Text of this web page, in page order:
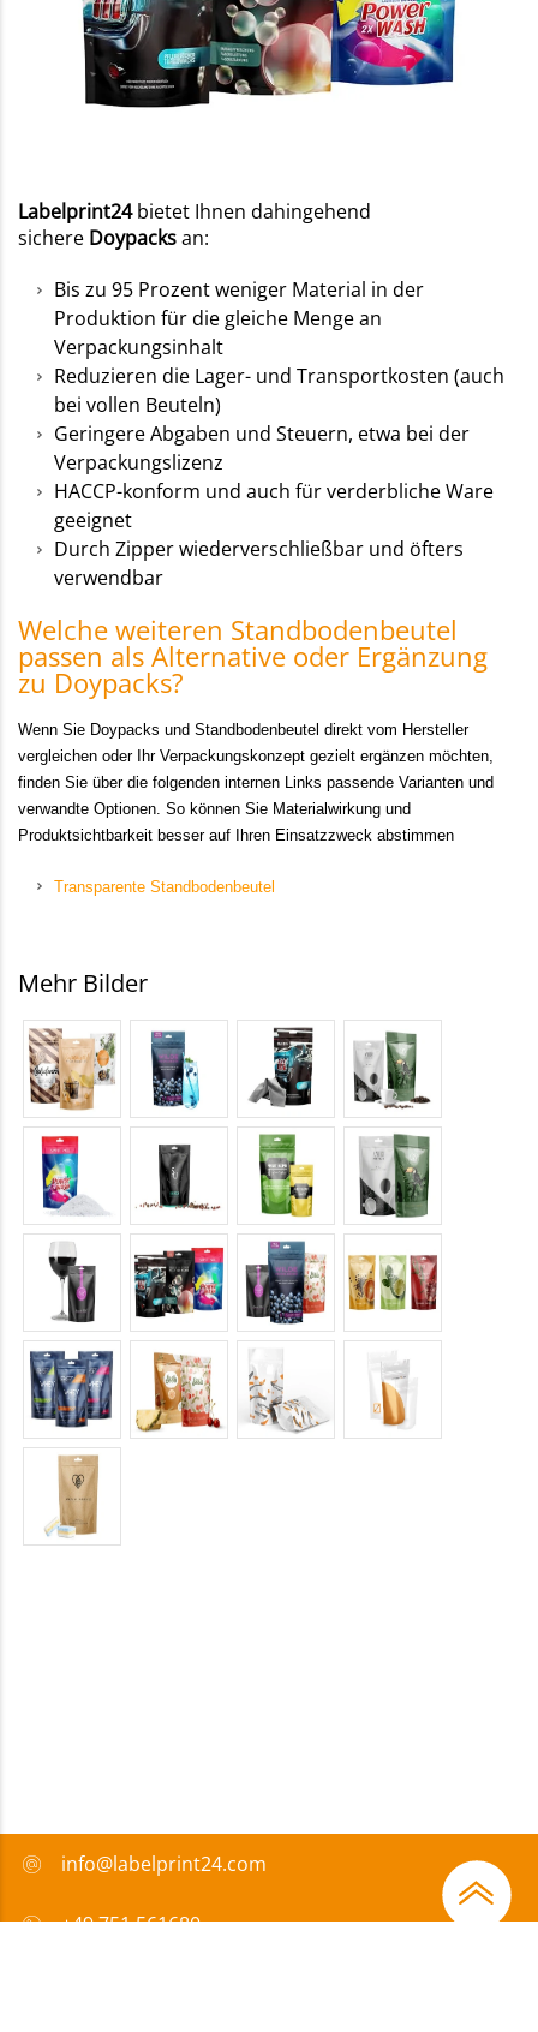
Labelprint24bietet Ihnen dahingehend
sichere Doypacksan:
Bis zu 95 Prozent weniger Material in der
Produktion für die gleiche Menge an
Verpackungsinhalt
Reduzieren die Lager- und Transportkosten (auch
bei vollen Beuteln)
Geringere Abgaben und Steuern, etwa bei der
Verpackungslizenz
HACCP-konform und auch für verderbliche Ware
geeignet
Durch Zipper wiederverschließbar und öfters
verwendbar
Welche weiteren Standbodenbeutel
passen als Alternative oder Ergänzung
zu Doypacks?
Wenn Sie Doypacks und Standbodenbeutel direkt vom Hersteller
vergleichen oder Ihr Verpackungskonzept gezielt ergänzen möchten,
finden Sie über die folgenden internen Links passende Varianten und
verwandte Optionen. So können Sie Materialwirkung und
Produktsichtbarkeit besser auf Ihren Einsatzzweck abstimmen
Transparente Standbodenbeutel
Mehr Bilder
info@labelprint24.com
+49 751 561680